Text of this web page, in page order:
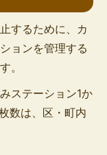
するために、カ
ョンを管理する
。
ステーション1か
数は、区・町内